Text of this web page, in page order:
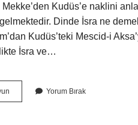
Mekke’den Kudüs’e naklini
Dinde İsra ne
Kudüs’teki Mescid-i
İsra ve…
Nedir
Yorum Bırak